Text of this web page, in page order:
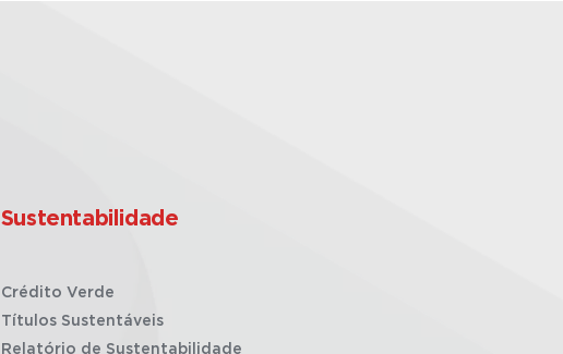
Sustentabilidade
Crédito Verde
Títulos Sustentáveis
Relatório de Sustentabilidade